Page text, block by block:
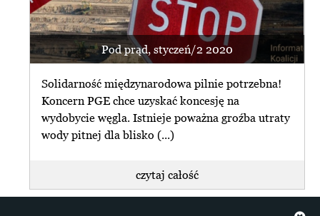
przesunął do 18 lipca br. termin
ogłoszenia orzeczenia ws. zażalenia
PGE, (...)
czytaj całość
spis artykułów dotyczących Odkrywki Polska
Pod prąd, styczeń/2 2020
Solidarność międzynarodowa pilnie potrzebna!
Koncern PGE chce uzyskać koncesję na
wydobycie węgla. Istnieje poważna groźba utraty
wody pitnej dla blisko (...)
czytaj całość